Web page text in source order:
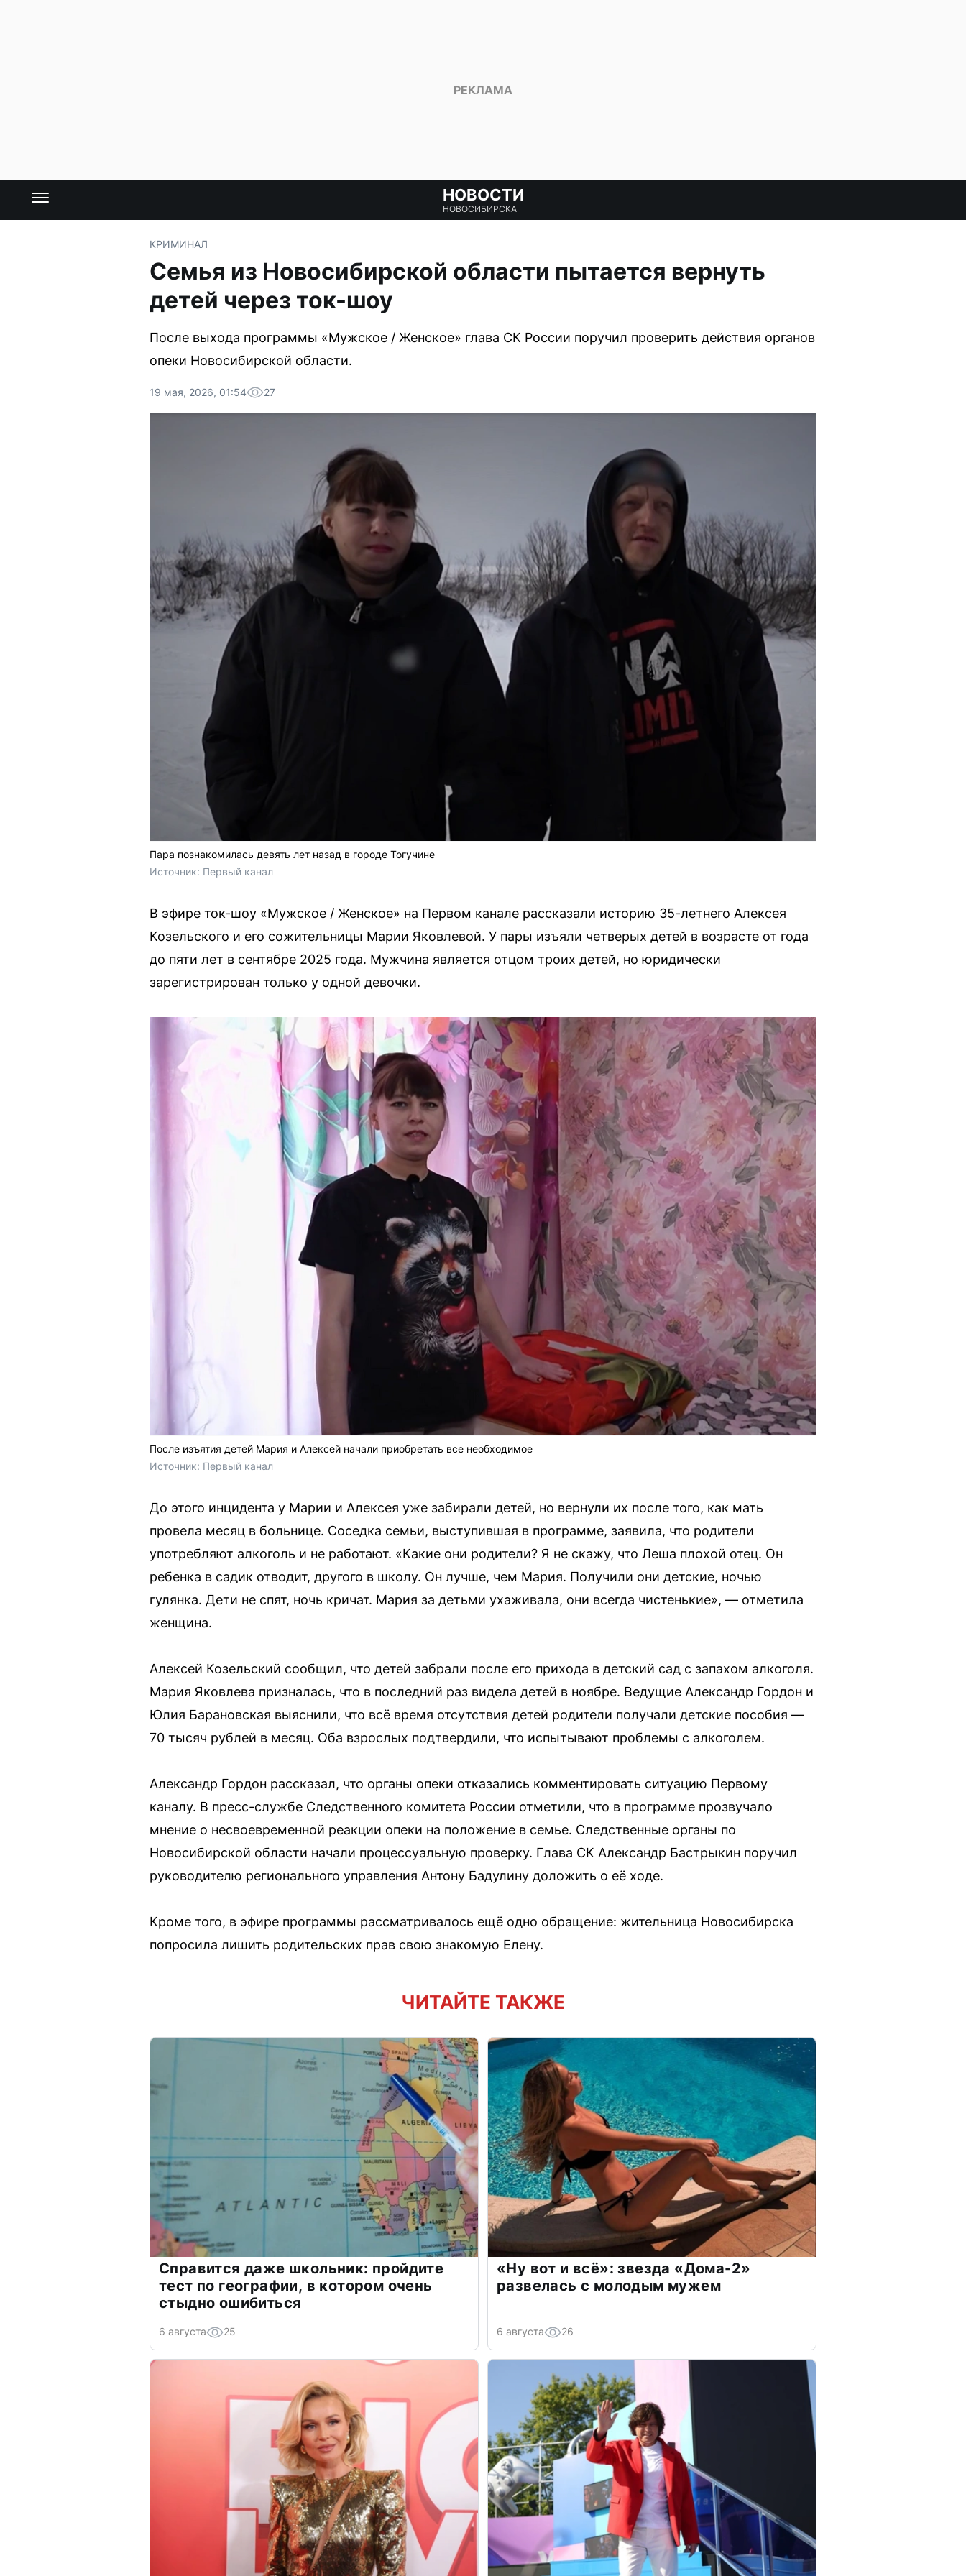
НОВОСТИ
НОВОСИБИРСКА
КРИМИНАЛ
Семья из Новосибирской области пытается вернуть
детей через ток-шоу
После выхода программы «Мужское / Женское» глава СК России поручил проверить действия органов
опеки Новосибирской области.
19 мая, 2026, 01:54 27
Пара познакомилась девять лет назад в городе Тогучине
Источник: Первый канал
В эфире ток-шоу «Мужское / Женское» на Первом канале рассказали историю 35-летнего Алексея
Козельского и его сожительницы Марии Яковлевой. У пары изъяли четверых детей в возрасте от года
до пяти лет в сентябре 2025 года. Мужчина является отцом троих детей, но юридически
зарегистрирован только у одной девочки.
После изъятия детей Мария и Алексей начали приобретать все необходимое
Источник: Первый канал
До этого инцидента у Марии и Алексея уже забирали детей, но вернули их после того, как мать
провела месяц в больнице. Соседка семьи, выступившая в программе, заявила, что родители
употребляют алкоголь и не работают. «Какие они родители? Я не скажу, что Леша плохой отец. Он
ребенка в садик отводит, другого в школу. Он лучше, чем Мария. Получили они детские, ночью
гулянка. Дети не спят, ночь кричат. Мария за детьми ухаживала, они всегда чистенькие», — отметила
женщина.
Алексей Козельский сообщил, что детей забрали после его прихода в детский сад с запахом алкоголя.
Мария Яковлева призналась, что в последний раз видела детей в ноябре. Ведущие Александр Гордон и
Юлия Барановская выяснили, что всё время отсутствия детей родители получали детские пособия —
70 тысяч рублей в месяц. Оба взрослых подтвердили, что испытывают проблемы с алкоголем.
Александр Гордон рассказал, что органы опеки отказались комментировать ситуацию Первому
каналу. В пресс-службе Следственного комитета России отметили, что в программе прозвучало
мнение о несвоевременной реакции опеки на положение в семье. Следственные органы по
Новосибирской области начали процессуальную проверку. Глава СК Александр Бастрыкин поручил
руководителю регионального управления Антону Бадулину доложить о её ходе.
Кроме того, в эфире программы рассматривалось ещё одно обращение: жительница Новосибирска
попросила лишить родительских прав свою знакомую Елену.
ЧИТАЙТЕ ТАКЖЕ
Справится даже школьник: пройдите
тест по географии, в котором очень
стыдно ошибиться
6 августа 25
«Ну вот и всё»: звезда «Дома-2»
развелась с молодым мужем
6 августа 26